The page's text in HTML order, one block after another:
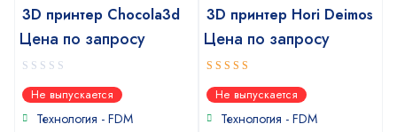
3D принтер Chocola3d
Цена по запросу
0
out
of
Не выпускается
Технология - FDM
3D принтер Hori Deimos
Цена по запросу
4out of
5Не выпускается
Технология - FDM